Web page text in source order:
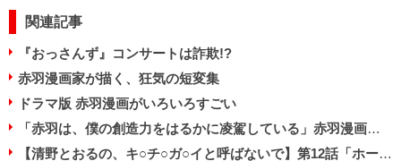
関連記事
『おっさんず』コンサートは詐欺!?
赤羽漫画家が描く、狂気の短変集
ドラマ版 赤羽漫画がいろいろすごい
「赤羽は、僕の創造力をはるかに凌駕している」赤羽漫画家×犯罪ジャーナリストの異色対談【後編】
【清野とおるの、キ○チ○ガ○イと呼ばないで】第12話「ホームレスごめんなさい物語」（後編）